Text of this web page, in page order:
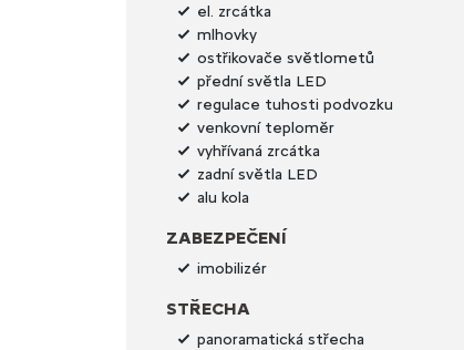
el. zrcátka
mlhovky
ostřikovače světlometů
přední světla LED
regulace tuhosti podvozku
venkovní teploměr
vyhřívaná zrcátka
zadní světla LED
alu kola
ZABEZPEČENÍ
imobilizér
STŘECHA
panoramatická střecha